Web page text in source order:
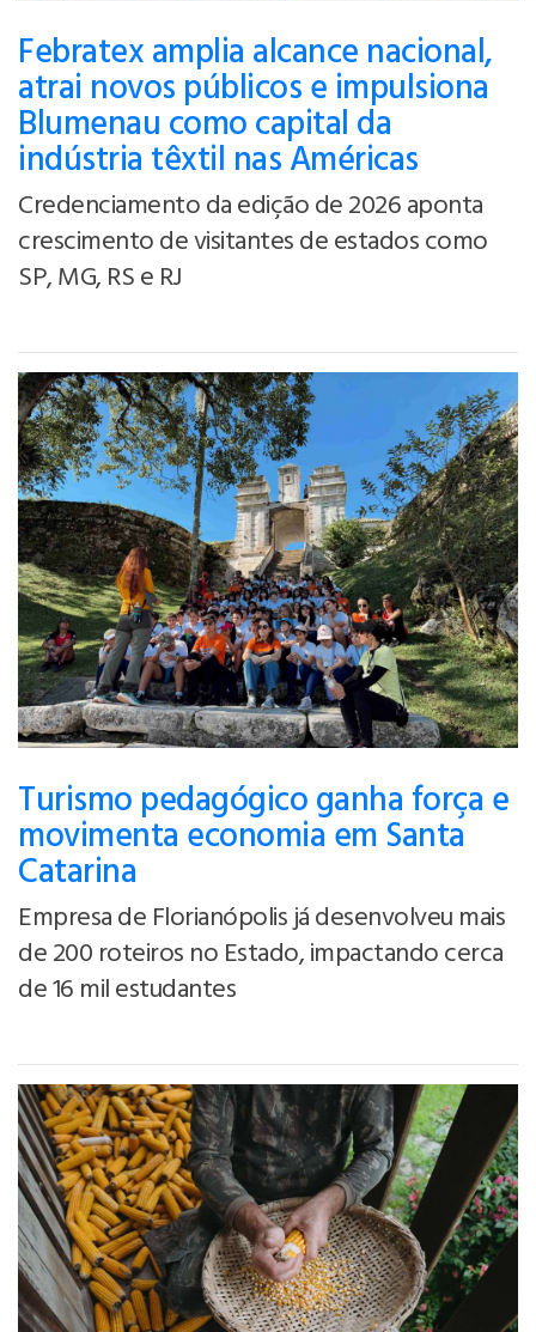
Febratex amplia alcance nacional,
atrai novos públicos e impulsiona
Blumenau como capital da
indústria têxtil nas Américas
Credenciamento da edição de 2026 aponta
crescimento de visitantes de estados como
SP, MG, RS e RJ
Turismo pedagógico ganha força e
movimenta economia em Santa
Catarina
Empresa de Florianópolis já desenvolveu mais
de 200 roteiros no Estado, impactando cerca
de 16 mil estudantes